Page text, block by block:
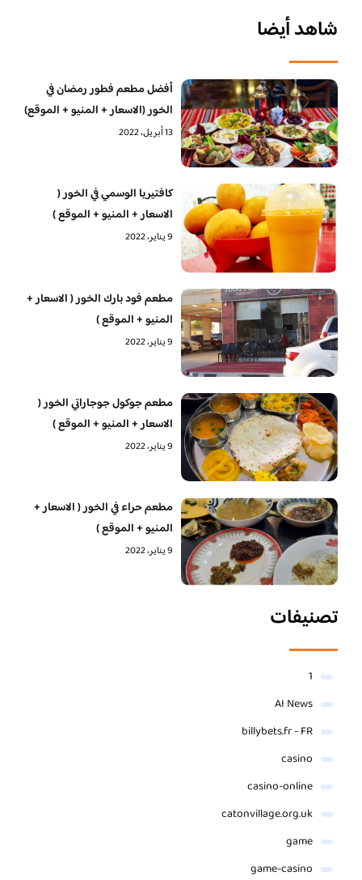
شاهد أيضا
أفضل مطعم فطور رمضان في
الخور (الاسعار + المنيو + الموقع)
13 أبريل، 2022
كافتيريا الوسمي في الخور (
الاسعار + المنيو + الموقع )
9 يناير، 2022
مطعم فود بارك الخور ( الاسعار +
المنيو + الموقع )
9 يناير، 2022
مطعم جوكول جوجاراتي الخور (
الاسعار + المنيو + الموقع )
9 يناير، 2022
مطعم حراء في الخور ( الاسعار +
المنيو + الموقع )
9 يناير، 2022
تصنيفات
1
AI News
billybets.fr - FR
casino
casino-online
catonvillage.org.uk
game
game-casino